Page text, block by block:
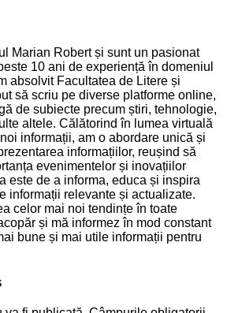
Marian Robert și sunt un pasionat
10 ani de experiență în domeniul
absolvit Facultatea de Litere și
să scriu pe diverse platforme online,
de subiecte precum știri, tehnologie,
altele. Călătorind în lumea virtuală
informații, am o abordare unică și
informațiilor, reușind să
evenimentelor și inovațiilor
este de a informa, educa și inspira
informații relevante și actualizate.
celor mai noi tendințe în toate
și mă informez în mod constant
bune și mai utile informații pentru